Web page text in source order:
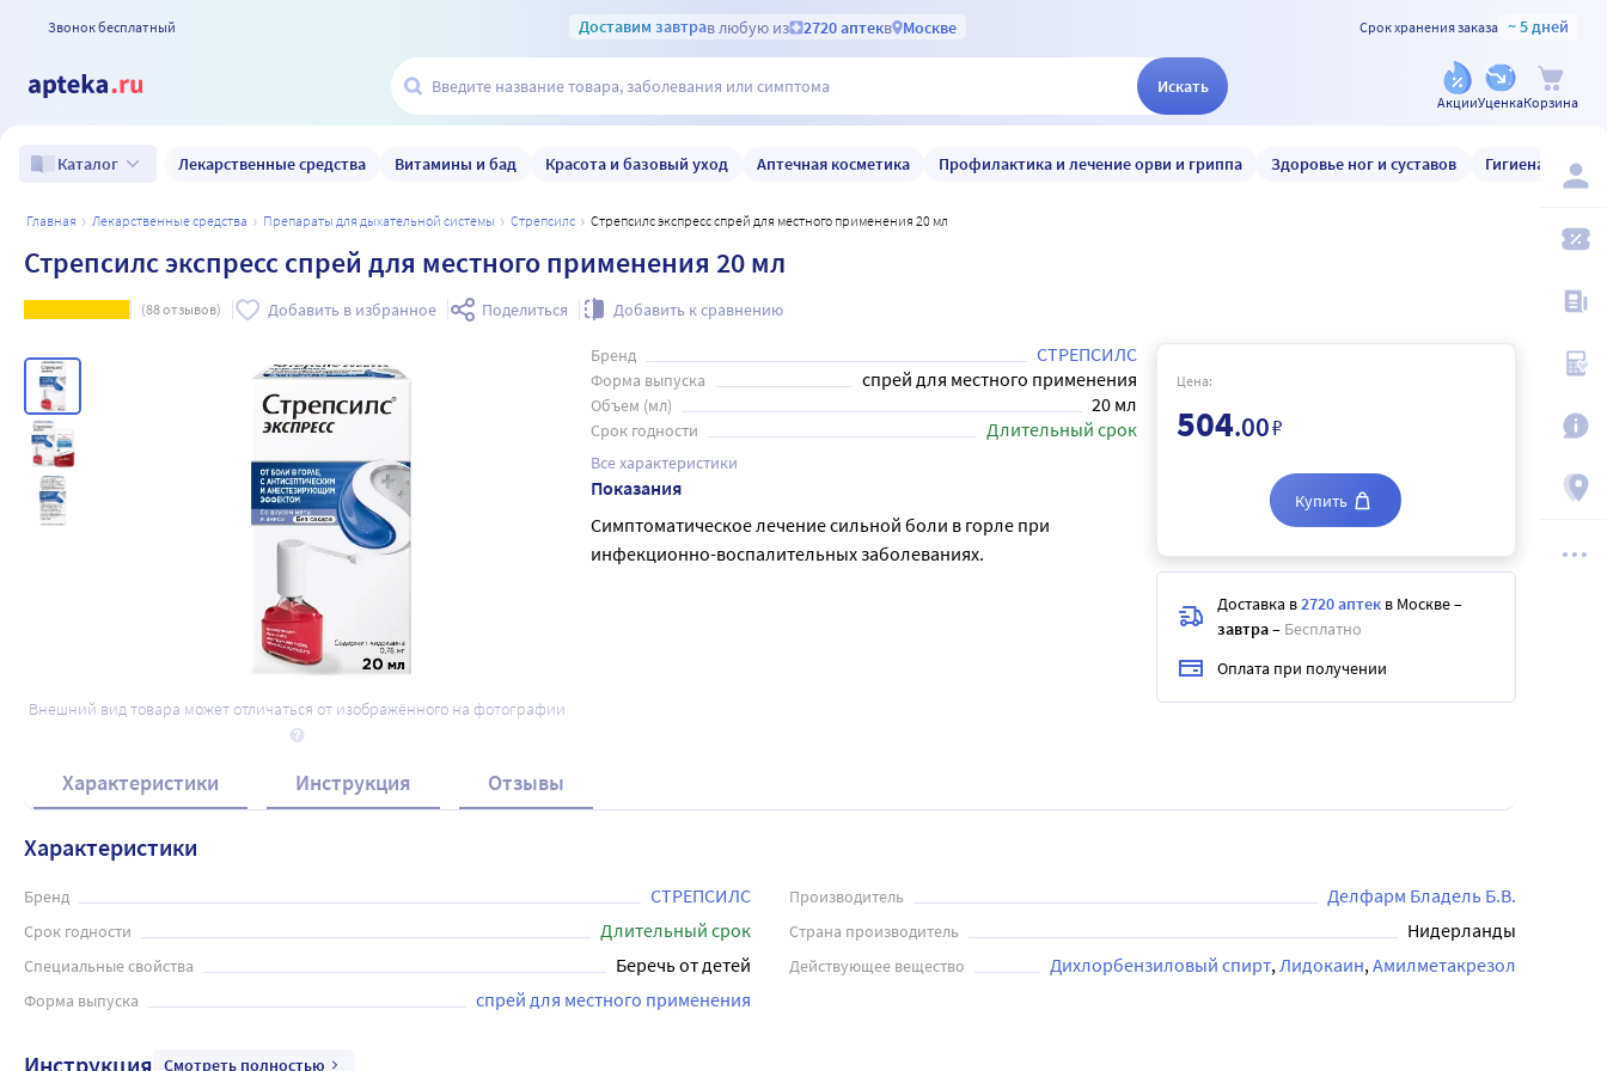
Звонок бесплатный Доставим завтрав любую из 2720 аптекв Москве Срок хранения заказа ~ 5 дней
Искать
АкцииУценкаКорзина
Каталог Лекарственные средства Витамины и бад Красота и базовый уход Аптечная косметика Профилактика и лечение орви и гриппа Здоровье ног и суставов Гигиена и уход
главная лекарственные средства препараты для дыхательной системы стрепсилс Стрепсилс экспресс спрей для местного применения 20 мл
Стрепсилс экспресс спрей для местного применения 20 мл
(88отзывов) Добавить в избранное Поделиться Добавить к сравнению
Внешний вид товара может отличаться от изображённого на фотографии
Бренд СТРЕПСИЛС
Форма выпуска спрей для местного применения
Объем (мл) 20 мл
Срок годности Длительный срок
Все характеристики
Показания
Симптоматическое лечение сильной боли в горле при
инфекционно-воспалительных заболеваниях.
Цена:
504.00₽
Купить
Доставка в2720 аптек в Москве–
завтра– Бесплатно
Оплата при получении
Характеристики Инструкция Отзывы
Характеристики
Бренд СТРЕПСИЛС Производитель Делфарм Бладель Б.В.
Срок годности Длительный срок Страна производитель Нидерланды
Специальные свойства Беречь от детей Действующее вещество Дихлорбензиловый спирт Лидокаин Амилметакрезол
Форма выпуска спрей для местного применения
Инструкция Смотреть полностью